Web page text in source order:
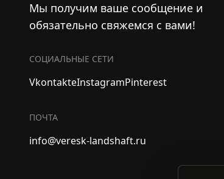
Мы получим ваше сообщение и
обязательно свяжемся с вами!
СОЦИАЛЬНЫЕ СЕТИ
VkontakteInstagramPinterest
ПОЧТА
info@veresk-landshaft.ru